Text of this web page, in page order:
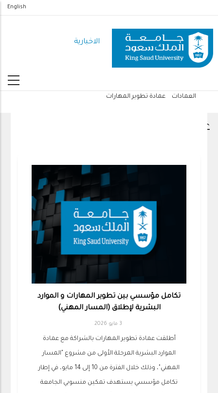
المحتوى
الرئيسي
English
الاخبارية
العمادات عمادة تطوير المهارات
عمادة تطوير المهارات
تكامل مؤسسي بين تطوير المهارات و الموارد
البشرية لإطلاق (المسار المهني)
3 مايو 2026
أطلقت عمادة تطوير المهارات بالشراكة مع عمادة
الموارد البشرية المرحلة الأولى من مشروع "المسار
المهني"، وذلك خلال الفترة من 10 إلى 14 مايو، في إطار
تكامل مؤسسي يستهدف تمكين منسوبي الجامعة